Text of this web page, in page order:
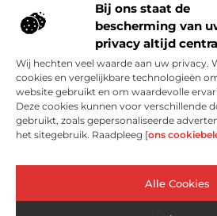
Bij ons staat de
bescherming van
privacy altijd
Wij hechten veel waarde aan uw privacy.
cookies en vergelijkbare technologieën
website gebruikt en om waardevolle
Deze cookies kunnen voor verschillende
gebruikt, zoals gepersonaliseerde
het sitegebruik. Raadpleeg [ons
Alle Cookies
Alles wat je nodig hebt voor een
Ontdek een diverse verzameling van
inspireren, informeren en verrijken –
bijzondere
Bericht categorie
Onze informatie